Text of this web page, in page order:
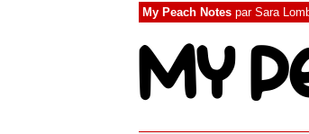
My Peach Notes par Sara